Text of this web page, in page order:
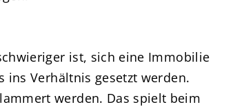
ist, sich eine Immobilie
ins Verhältnis gesetzt werden.
werden. Das spielt beim